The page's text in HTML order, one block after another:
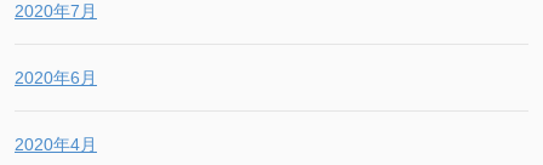
2020年7月
2020年6月
2020年4月